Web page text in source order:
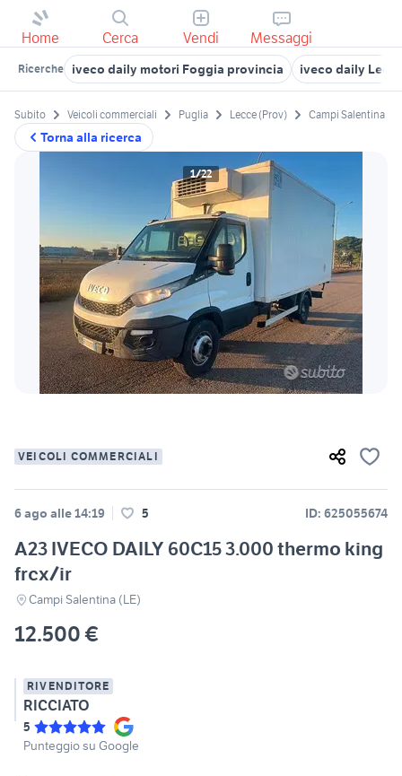
Home Cerca Vendi Messaggi
Ricerche iveco daily motori Foggia provincia iveco daily
Torna alla ricerca
Subito Veicoli commerciali Puglia Lecce (Prov) Campi Salentina
1/22
VEICOLI COMMERCIALI
6 ago alle 14:19 5 ID: 625055674
A23 IVECO DAILY 60C15 3.000 thermo king
frcx/ir
Campi Salentina (LE)
12.500 €
RIVENDITORE
RICCIATO
5
Punteggio su Google